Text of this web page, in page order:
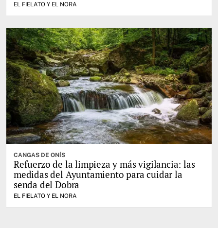
EL FIELATO Y EL NORA
CANGAS DE ONÍS
Refuerzo de la limpieza y más vigilancia: las
medidas del Ayuntamiento para cuidar la
senda del Dobra
EL FIELATO Y EL NORA